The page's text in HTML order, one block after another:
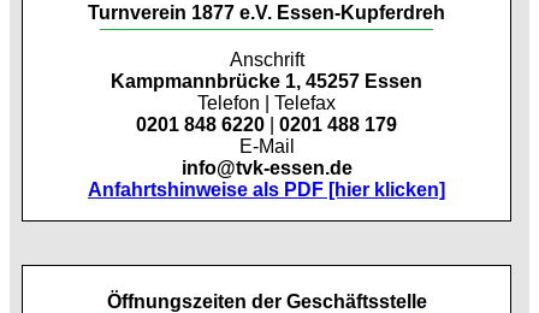
Turnverein 1877 e.V. Essen-Kupferdreh
Anschrift
Kampmannbrücke 1, 45257 Essen
Telefon | Telefax
0201 848 6220
0201 488 179
E-Mail
info@tvk-essen.de
Anfahrtshinweise als PDF [hier klicken]
Öffnungszeiten der Geschäftsstelle